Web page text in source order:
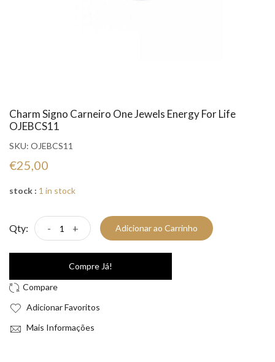
Charm Signo Carneiro One Jewels Energy For Life
OJEBCS11
SKU: OJEBCS11
€25,00
stock : 1 in stock
Qty: - + Adicionar ao Carrinho
Compre Já!
Adicionar Favoritos
Mais Informações